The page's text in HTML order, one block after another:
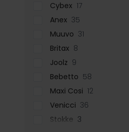
Cybex 17
Anex 35
Muuvo 31
Britax 8
Joolz 9
Bebetto 58
Maxi Cosi 12
Venicci 36
Stokke 3